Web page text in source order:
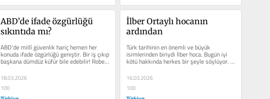
ABD’de ifade özgürlüğü
sıkıntıda mı?
ABD’de millî güvenlik hariç hemen her
konuda ifade özgürlüğü geniştir. Bir iş çıkıp
başkana dümdüz küfür bile edebilir! Robert
De...
18.03.2026
100
İlber Ortaylı hocanın
ardından
Türk tarihinin en önemli ve büyük
isimlerinden biriydi İlber hoca. Bugün iyi
kötü hakkında herkes bir şeyle söylüyor.
16.03.2026
100